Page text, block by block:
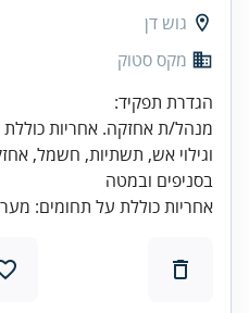
גוש דן
מקס סטוק
מנהל/ת אחזקה. אחריות כוללת
בסניפים ובמטה
אחריות כוללת על תחומים: